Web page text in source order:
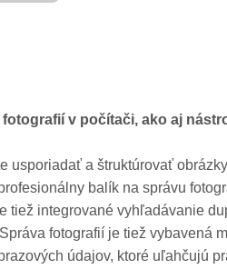
v počítači, ako aj
usporiadať a štruktúrovať
balík na správu
tiež integrované vyhľadávanie
fotografií je tiež vybavená
údajov, ktoré uľahčujú